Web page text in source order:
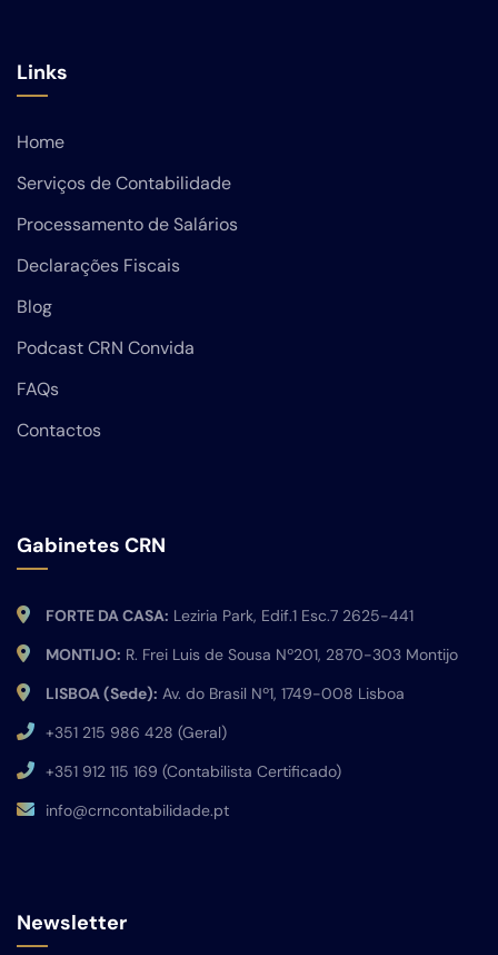
Links
Home
Serviços de Contabilidade
Processamento de Salários
Declarações Fiscais
Blog
Podcast CRN Convida
FAQs
Contactos
Gabinetes CRN
FORTE DA CASA: Leziria Park, Edif.1 Esc.7 2625-441
MONTIJO: R. Frei Luis de Sousa Nº201, 2870-303 Montijo
LISBOA (Sede): Av. do Brasil Nº1, 1749-008 Lisboa
+351 215 986 428 (Geral)
+351 912 115 169 (Contabilista Certificado)
info@crncontabilidade.pt
Newsletter